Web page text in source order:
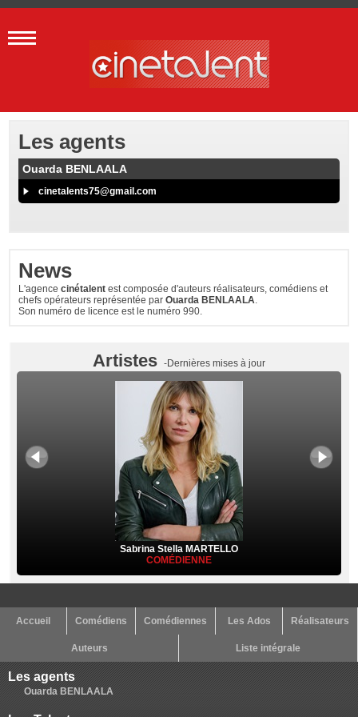
News
L'agencecinétalent est composée d'auteurs réalisateurs, comédiens et
chefs opérateurs représentée parOuarda BENLAALA.
Son numéro de licence est le numéro 990.
Les agents
Ouarda BENLAALA
cinetalents75@gmail.com
Artistes -Dernières mises à jour
Sabrina Stella MARTELLO
COMÉDIENNE
Accueil Comédiens Comédiennes Les Ados Réalisateurs
Auteurs Liste intégrale
Les agents
Ouarda BENLAALA